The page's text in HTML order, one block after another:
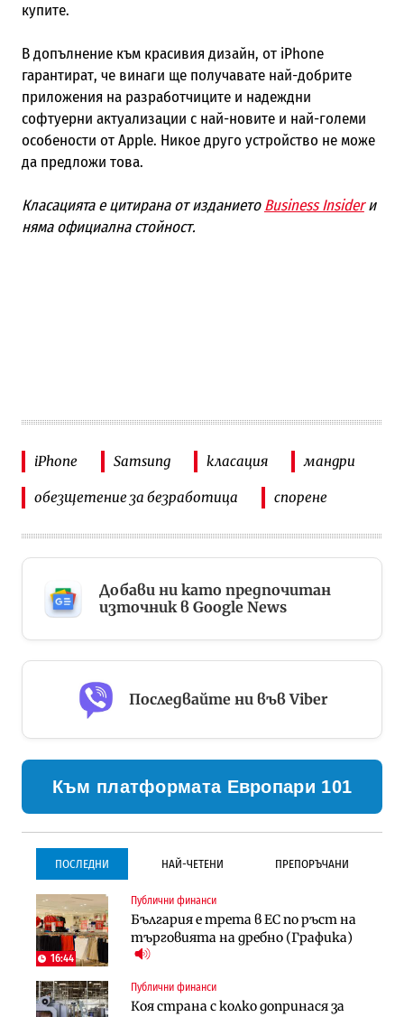
купите.
В допълнение към красивия дизайн, от iPhone
гарантират, че винаги ще получавате най-добрите
приложения на разработчиците и надеждни
софтуерни актуализации с най-новите и най-големи
особености от Apple. Никое друго устройство не може
да предложи това.
Класацията е цитирана от изданиетоBusiness Insiderи
няма официална стойност.
iPhone Samsung класация мандри
обезщетение за безработица спорене
Добави ни като предпочитан
източник в Google News
Последвайте ни във Viber
Към платформата Европари 101
ПОСЛЕДНИ НАЙ-ЧЕТЕНИ ПРЕПОРЪЧАНИ
16:44
Публични финанси
България е трета в ЕС по ръст на
търговията на дребно (Графика)
Публични финанси
Коя страна с колко допринася за
Градоустройство
Столична община избра
изпълнител за преместването на
трамвайното трасе по бул.
Инфраструктура
Инфраструктура
Проектирането на тунела под
Петрохан ще върви паралелно с
екологичните оценки
Компании
„Хювефарма“ подписа договор за